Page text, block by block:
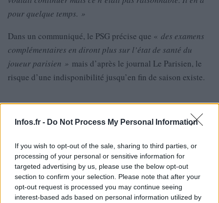
Infos.fr - Do Not Process My Personal Information
If you wish to opt-out of the sale, sharing to third parties, or
processing of your personal or sensitive information for
targeted advertising by us, please use the below opt-out
section to confirm your selection. Please note that after your
opt-out request is processed you may continue seeing
interest-based ads based on personal information utilized by
pour quelque temps. »
Dans un communiqué, le PSG précise que « des examens
complémentaires en diront plus sur l’état de santé du
joueur parisien » mais d’après le journal Le Parisien, le
risque d’une indisponibilité jusqu’en fin de saison existe.